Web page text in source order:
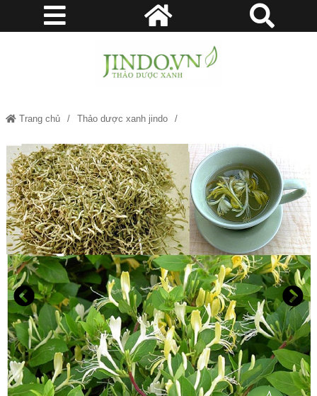
Trang chủ Thảo dược xanh jindo
Mua Kim Ngân Hoa - Thảo dược xanh Jindo.vn - JD027 v2